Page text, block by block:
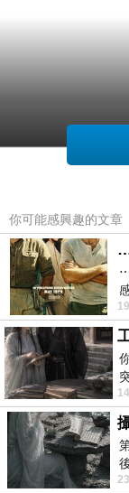
你可能感興趣的文章